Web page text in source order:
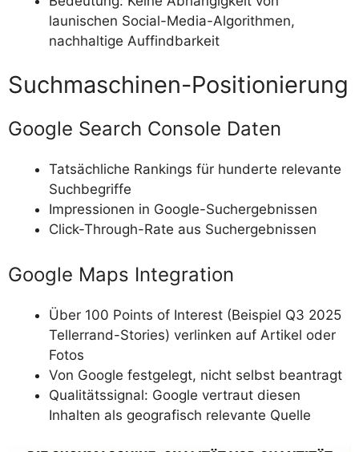
launischen Social-Media-Algorithmen,
nachhaltige Auffindbarkeit
Suchmaschinen-Positionierung
Google Search Console Daten
Tatsächliche Rankings für hunderte relevante
Suchbegriffe
Impressionen in Google-Suchergebnissen
Click-Through-Rate aus Suchergebnissen
Google Maps Integration
Über 100 Points of Interest (Beispiel Q3 2025
Tellerrand-Stories) verlinken auf Artikel oder
Fotos
Von Google festgelegt, nicht selbst beantragt
Qualitätssignal: Google vertraut diesen
Inhalten als geografisch relevante Quelle